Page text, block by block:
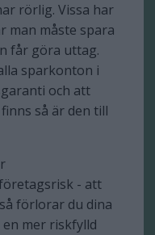
rörlig. Vissa har
man måste spara
får göra uttag.
sparkonton i
och att
så är den till
- att
förlorar du dina
mer riskfylld